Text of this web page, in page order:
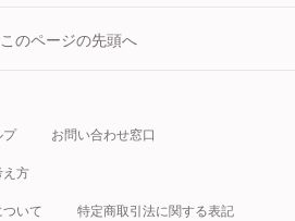
このページの先頭へ
プ お問い合わせ窓口
え方
いて 特定商取引法に関する表記